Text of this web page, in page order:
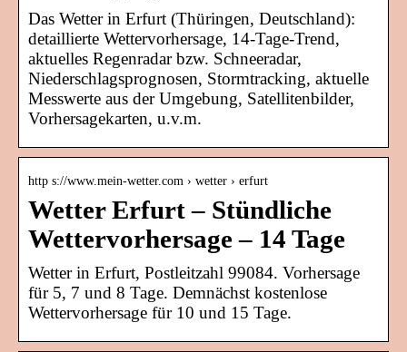
Das Wetter in Erfurt (Thüringen, Deutschland):
detaillierte Wettervorhersage, 14-Tage-Trend,
aktuelles Regenradar bzw. Schneeradar,
Niederschlagsprognosen, Stormtracking, aktuelle
Messwerte aus der Umgebung, Satellitenbilder,
Vorhersagekarten, u.v.m.
http s://www.mein-wetter.com › wetter › erfurt
Wetter Erfurt – Stündliche
Wettervorhersage – 14 Tage
Wetter in Erfurt, Postleitzahl 99084. Vorhersage
für 5, 7 und 8 Tage. Demnächst kostenlose
Wettervorhersage für 10 und 15 Tage.